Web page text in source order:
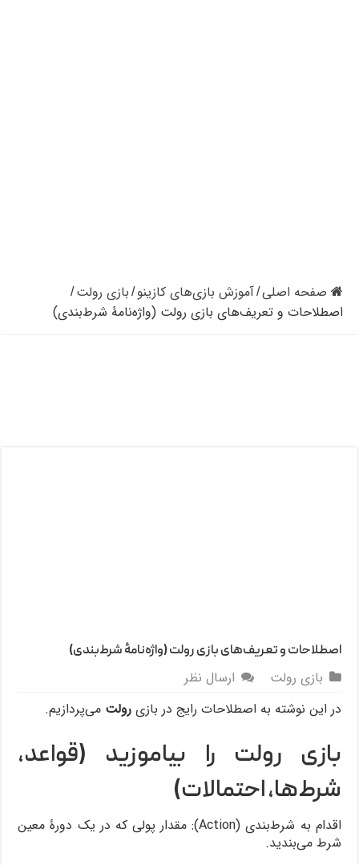
صفحه اصلی/آموزش بازی‌های کازینو / بازی رولت /
اصطلاحات و تعریف‌های بازی رولت (واژه‌نامۀ شرط‌بندی)
اصطلاحات و تعریف‌های بازی رولت (واژه‌نامۀ شرط‌بندی)
بازی رولت
ارسال نظر
در این نوشته به اصطلاحات رایج در بازیرولت می‌پردازیم.
بازی رولت را بیاموزید (قواعد،
شرط‌ها، احتمالات)
اقدام به شرط‌بندی (Action): مقدار پولی که در یک دورۀ معین
شرط می‌بندید.